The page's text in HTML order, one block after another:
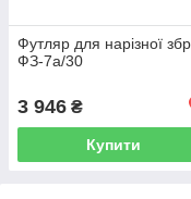
Футляр для нарізної
ФЗ-7а/30
3 946 ₴
Купити